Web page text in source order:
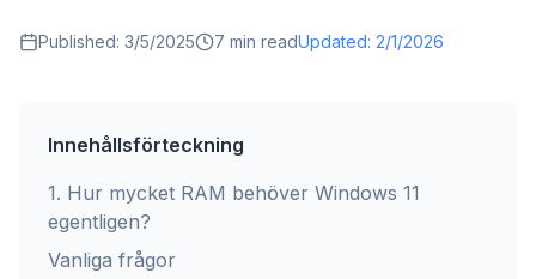
Published: 3/5/2025 7 min readUpdated: 2/1/2026
Innehållsförteckning
1. Hur mycket RAM behöver Windows 11
egentligen?
Vanliga frågor